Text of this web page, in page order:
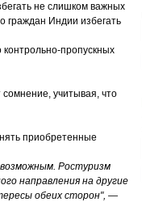
не слишком важных
граждан Индии избегать
пропускных
учитывая, что
приобретенные
Ростуризм
направления на другие
обеих сторон", —